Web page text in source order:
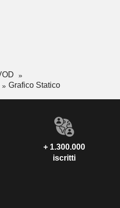
Grafico Statico
+ 1.300.000
iscritti